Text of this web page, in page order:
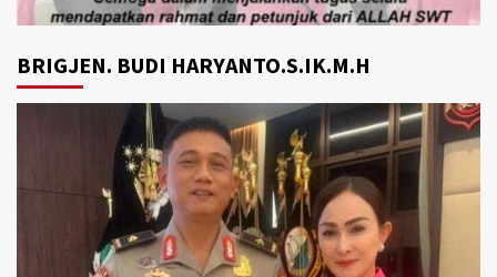
BRIGJEN. BUDI HARYANTO.S.IK.M.H